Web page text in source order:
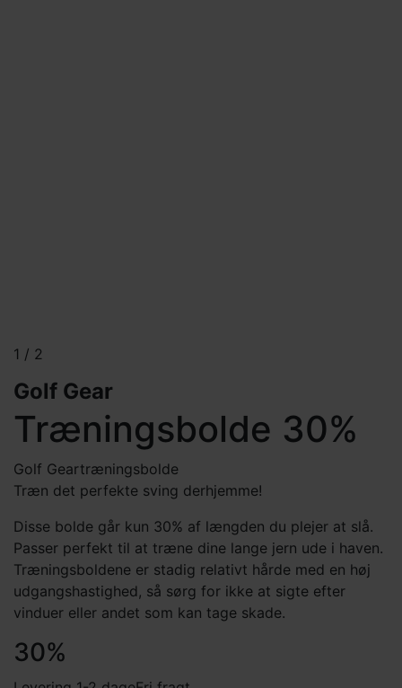
1 / 2
Golf Gear
Træningsbolde 30%
Golf Geartræningsbolde
Træn det perfekte sving derhjemme!
Disse bolde går kun 30% af længden du plejer at slå.
Passer perfekt til at træne dine lange jern ude i haven.
Træningsboldene er stadig relativt hårde med en høj
udgangshastighed, så sørg for ikke at sigte efter
vinduer eller andet som kan tage skade.
30%